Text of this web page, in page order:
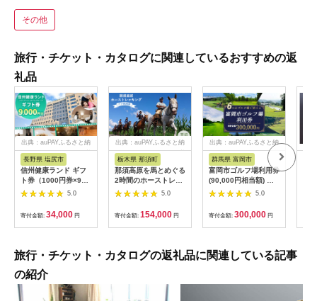
その他
旅行・チケット・カタログに関連しているおすすめの返
礼品
出典：auPAYふるさと納
税
長野県 塩尻市
信州健康ランド ギフ
ト券（1000円券×9
枚） | 信州健康ランド
サウナ 大浴場 ボディ
ケア リラクゼーショ
ン 施設 宿泊 家族連れ
長野県 塩尻市
5.0
寄付金額: 34,000 円
出典：auPAYふるさと納
税
栃木県 那須町
那須高原を馬とめぐる
2時間のホーストレッ
キング 外乗ペア利用
券【平日限定】チケッ
ト 利用券 ペア 体験
乗馬 初心者歓迎〔P-
100〕
5.0
寄付金額: 154,000 円
出典：auPAYふるさと納
群馬県 富岡市
富岡市ゴルフ場利用券
(90,000円相当額) ゴ
ルフ チケット 平日 土
日 祝日 プレー券 関東
群馬県 首都圏 F20E-
350
5.0
寄付金額: 300,000 円
旅行・チケット・カタログの返礼品に関連している記事
の紹介